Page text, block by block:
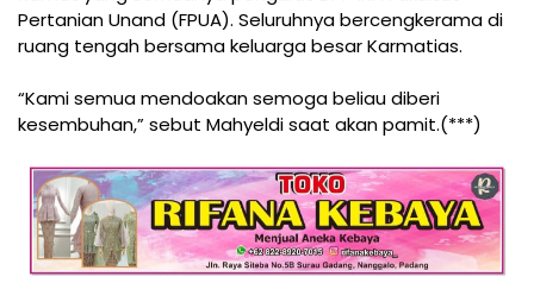
Pertanian Unand (FPUA). Seluruhnya bercengkerama di
ruang tengah bersama keluarga besar Karmatias.
“Kami semua mendoakan semoga beliau diberi
kesembuhan,” sebut Mahyeldi saat akan pamit.(***)